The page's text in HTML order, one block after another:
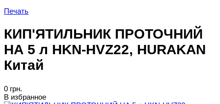
Печать
КИП'ЯТИЛЬНИК ПРОТОЧНИЙ
НА 5 л HKN-HVZ22, HURAKAN
Китай
0 грн.
В избранное